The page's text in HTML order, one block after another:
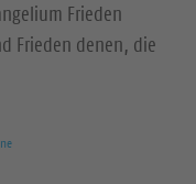
Frieden
Frieden denen, die